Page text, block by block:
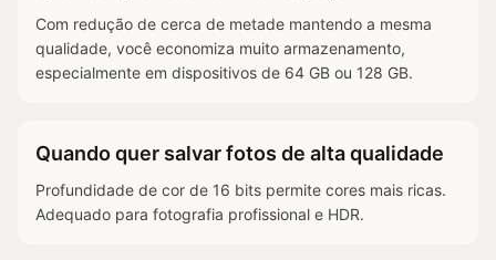
Com redução de cerca de metade mantendo a mesma
qualidade, você economiza muito armazenamento,
especialmente em dispositivos de 64 GB ou 128 GB.
Quando quer salvar fotos de alta qualidade
Profundidade de cor de 16 bits permite cores mais ricas.
Adequado para fotografia profissional e HDR.